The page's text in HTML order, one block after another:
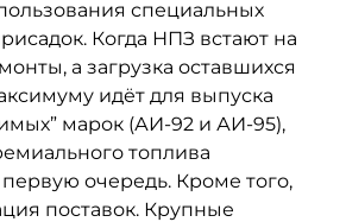
специальных
Когда НПЗ встают на
а загрузка оставшихся
идёт для выпуска
марок (АИ-92 и АИ-95),
топлива
очередь. Кроме того,
поставок. Крупные